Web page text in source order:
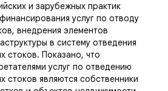
и зарубежных практик
услуг по отводу
внедрения элементов
в систему отведения
стоков. Показано, что
услуг по отведению
стоков являются собственники